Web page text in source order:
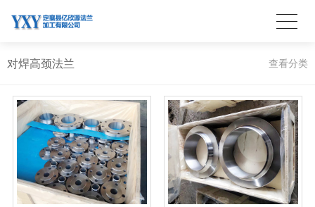
对焊高颈法兰 查看分类